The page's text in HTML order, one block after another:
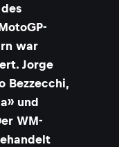
war
Jorge
Bezzecchi,
und
WM-